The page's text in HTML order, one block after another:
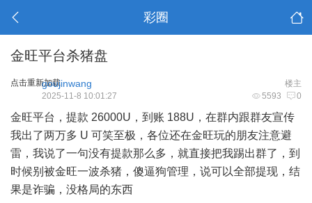
彩圈
金旺平台杀猪盘
点击重新加载 楼主
goujinwang
5593 0
2025-11-8 10:01:27
金旺平台，提款 26000U，到账 188U，在群内跟群友宣传
我出了两万多 U 可笑至极，各位还在金旺玩的朋友注意避
雷，我说了一句没有提款那么多，就直接把我踢出群了，到
时候别被金旺一波杀猪，傻逼狗管理，说可以全部提现，结
果是诈骗，没格局的东西